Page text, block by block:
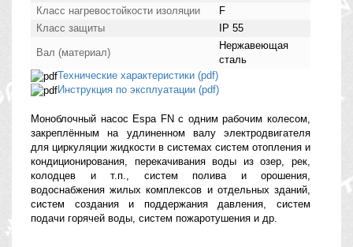
Класс нагревостойкости изоляции
F
Класс защиты
IP 55
Вал (материал)
Нержавеющая
сталь
Технические характеристики (pdf)
Инструкция по эксплуатации (pdf)
Моноблочный насос Espa FN с одним рабочим колесом,
закреплённым на удлиненном валу электродвигателя
для циркуляции жидкости в системах систем отопления и
кондиционирования, перекачивания воды из озер, рек,
колодцев и т.п., систем полива и орошения,
водоснабжения жилых комплексов и отдельных зданий,
систем создания и поддержания давления, систем
подачи горячей воды, систем пожаротушения и др.